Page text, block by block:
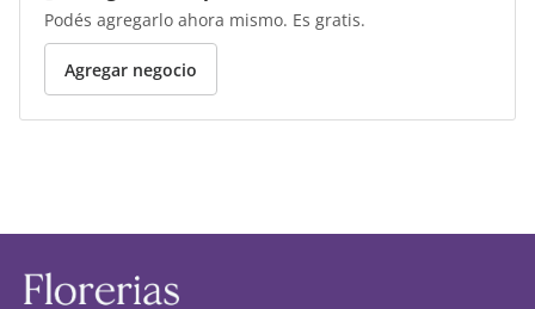
Podés agregarlo ahora mismo. Es gratis.
Agregar negocio